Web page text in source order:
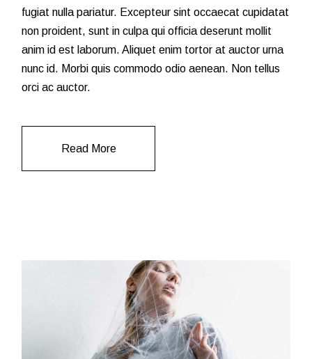
fugiat nulla pariatur. Excepteur sint occaecat cupidatat
non proident, sunt in culpa qui officia deserunt mollit
anim id est laborum. Aliquet enim tortor at auctor urna
nunc id. Morbi quis commodo odio aenean. Non tellus
orci ac auctor.
Read More